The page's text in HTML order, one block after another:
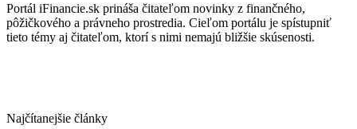
Portál iFinancie.sk prináša čitateľom novinky z finančného,
pôžičkového a právneho prostredia. Cieľom portálu je spístupniť
tieto témy aj čitateľom, ktorí s nimi nemajú bližšie skúsenosti.
Najčítanejšie články